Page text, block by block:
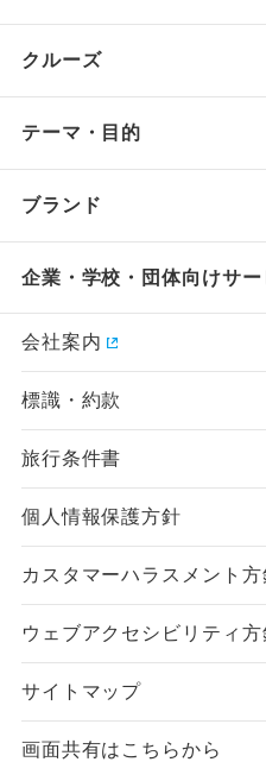
クルーズ
テーマ・目的
ブランド
企業・学校・団体向けサー
会社案内
標識・約款
旅行条件書
個人情報保護方針
カスタマーハラスメント方
ウェブアクセシビリティ方
サイトマップ
画面共有はこちらから